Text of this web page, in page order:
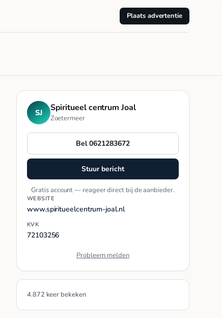
Plaats advertentie
SJ Spiritueel centrum Joal
Zoetermeer
Bel 0621283672
Stuur bericht
Gratis account — reageer direct bij de aanbieder.
WEBSITE
www.spiritueelcentrum-joal.nl
KVK
72103256
Probleem melden
4.872 keer bekeken